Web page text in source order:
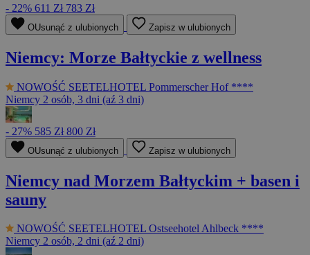
- 22% 611 Zł 783 Zł
OUsunąć z ulubionych Zapisz w ulubionych
Niemcy: Morze Bałtyckie z wellness
NOWOŚĆ SEETELHOTEL Pommerscher Hof ****
Niemcy 2 osób, 3 dni (aź 3 dni)
- 27% 585 Zł800 Zł
OUsunąć z ulubionych Zapisz w ulubionych
Niemcy nad Morzem Bałtyckim + basen i
sauny
NOWOŚĆ SEETELHOTEL Ostseehotel Ahlbeck ****
Niemcy 2 osób, 2 dni (aź 2 dni)